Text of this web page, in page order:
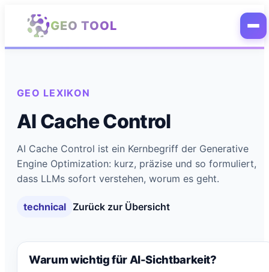
Zum Hauptinhalt springen
GEO TOOL
GEO LEXIKON
AI Cache Control
AI Cache Control ist ein Kernbegriff der Generative
Engine Optimization: kurz, präzise und so formuliert,
dass LLMs sofort verstehen, worum es geht.
technical Zurück zur Übersicht
Warum wichtig für AI-Sichtbarkeit?